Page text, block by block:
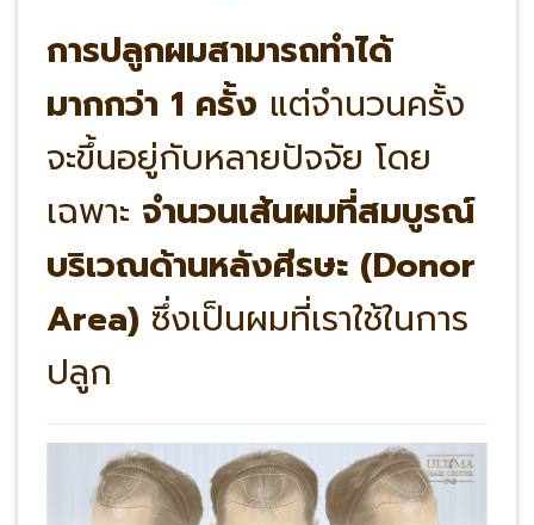
การปลูกผมสามารถทำได้
มากกว่า 1 ครั้ง แต่จำนวนครั้ง
จะขึ้นอยู่กับหลายปัจจัย โดย
เฉพาะ จำนวนเส้นผมที่สมบูรณ์
บริเวณด้านหลังศีรษะ (Donor
Area) ซึ่งเป็นผมที่เราใช้ในการ
ปลูก